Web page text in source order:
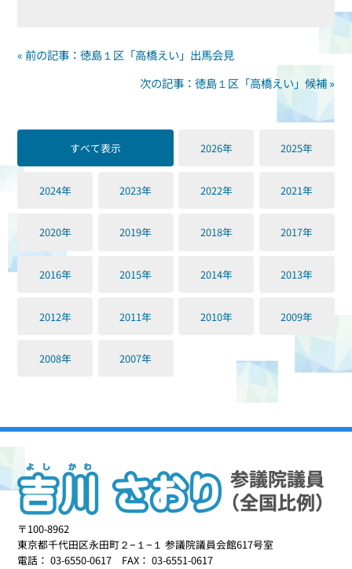
« 前の記事：徳島１区「高橋えい」出馬会見
次の記事：徳島１区「高橋えい」候補 »
すべて表示 2026年 2025年
2024年 2023年 2022年 2021年
2020年 2019年 2018年 2017年
2016年 2015年 2014年 2013年
2012年 2011年 2010年 2009年
2008年 2007年
〒100-8962
東京都千代田区永田町２−１−１ 参議院議員会館617号室
電話： 03-6550-0617 FAX： 03-6551-0617